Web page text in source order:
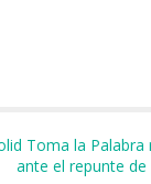
Toma la
ante el repunte